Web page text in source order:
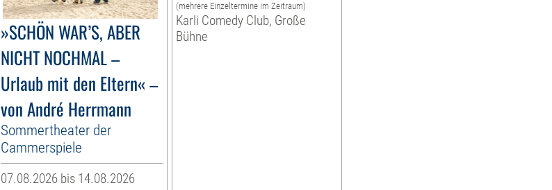
»SCHÖN WAR’S, ABER
NICHT NOCHMAL –
Urlaub mit den Eltern« –
von André Herrmann
Sommertheater der
Cammerspiele
07.08.2026 bis 14.08.2026
(mehrere Einzeltermine im Zeitraum)
Karli Comedy Club, Große
Bühne